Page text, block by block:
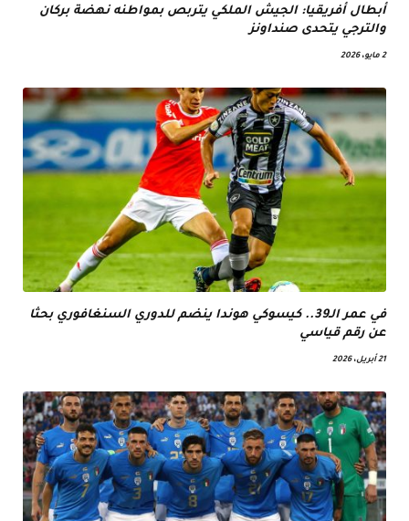
أبطال أفريقيا: الجيش الملكي يتربص بمواطنه نهضة بركان
والترجي يتحدى صنداونز
2 مايو، 2026
في عمر الـ39.. كيسوكي هوندا ينضم للدوري السنغافوري بحثا
عن رقم قياسي
21 أبريل، 2026